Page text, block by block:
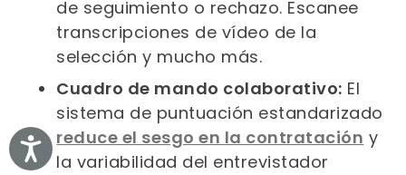
Accessibility
de seguimiento o rechazo. Escanee
transcripciones de vídeo de la
selección y mucho más.
Cuadro de mando colaborativo: El
sistema de puntuación estandarizado
reduce el sesgo en la contratación y
la variabilidad del entrevistador